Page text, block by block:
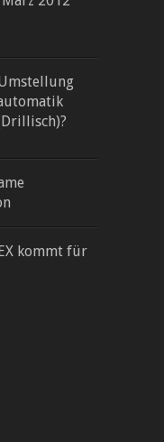
kommt für